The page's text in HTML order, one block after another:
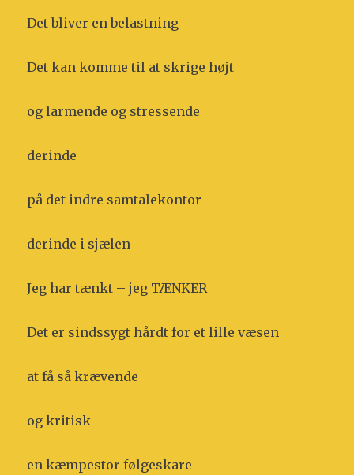
Det bliver en belastning
Det kan komme til at skrige højt
og larmende og stressende
derinde
på det indre samtalekontor
derinde i sjælen
Jeg har tænkt – jeg TÆNKER
Det er sindssygt hårdt for et lille væsen
at få så krævende
og kritisk
en kæmpestor følgeskare